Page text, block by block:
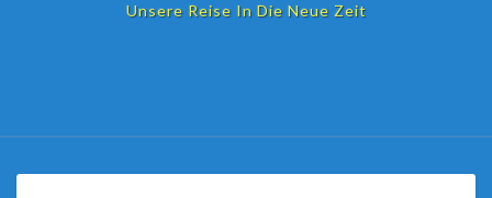
Unsere Reise In Die Neue Zeit